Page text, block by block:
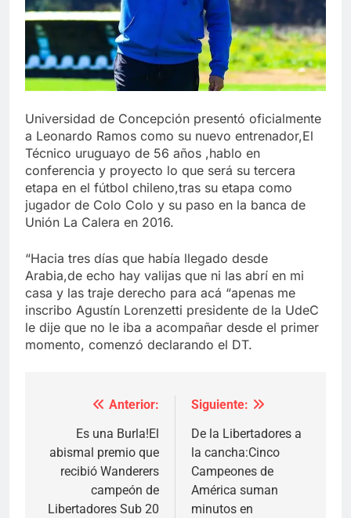
Universidad de Concepción presentó oficialmente
a Leonardo Ramos como su nuevo entrenador,El
Técnico uruguayo de 56 años ,hablo en
conferencia y proyecto lo que será su tercera
etapa en el fútbol chileno,tras su etapa como
jugador de Colo Colo y su paso en la banca de
Unión La Calera en 2016.
“Hacia tres días que había llegado desde
Arabia,de echo hay valijas que ni las abrí en mi
casa y las traje derecho para acá “apenas me
inscribo Agustín Lorenzetti presidente de la UdeC
le dije que no le iba a acompañar desde el primer
momento, comenzó declarando el DT.
Navegación
entradas
Anterior:
Es una Burla!El
abismal premio que
recibió Wanderers
campeón de
Libertadores Sub 20
Siguiente:
De la Libertadores a
la cancha:Cinco
Campeones de
América suman
minutos en